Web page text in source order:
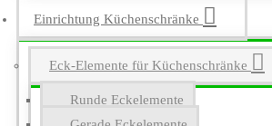
Einrichtung Küchenschränke
Eck-Elemente für Küchenschränke
Runde Eckelemente